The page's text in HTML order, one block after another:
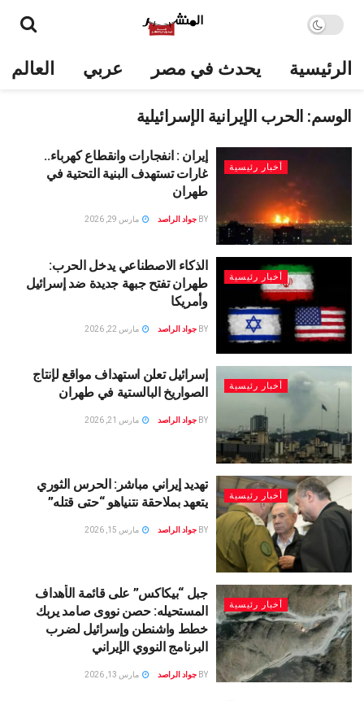
الرئيسية يحدث في مصر عربي العالم
الوسم: الحرب الإيرانية الإسرائيلية
أخبار رئيسية
إيران : انفجارات وانقطاع كهرباء..
غارات تستهدف البنية التحتية في
طهران
BY جواد الراصد مارس 29, 2026
أخبار رئيسية
الذكاء الاصطناعي يدخل الحرب:
طهران تفتح جبهة جديدة ضد إسرائيل
وأمريكا
BY جواد الراصد مارس 22, 2026
أخبار رئيسية
إسرائيل تعلن استهداف مواقع لإنتاج
الصواريخ البالستية في طهران
BY جواد الراصد مارس 21, 2026
أخبار رئيسية
تهديد إيراني مباشر: الحرس الثوري
يتعهد بملاحقة نتنياهو “حتى قتله”
BY جواد الراصد مارس 15, 2026
أخبار رئيسية
جبل “بيكاكس” على قائمة الأهداف
المستحيله: حصن نووى صامد يربك
خطط واشنطن وإسرائيل لضرب
البرنامج النووي الإيراني
BY جواد الراصد مارس 13, 2026